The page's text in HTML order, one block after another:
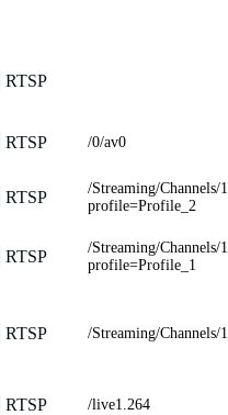
RTSP
RTSP /0/av0
RTSP
/Streaming/Channels/
profile=Profile_2
RTSP
/Streaming/Channels/
profile=Profile_1
RTSP /Streaming/Channels/
RTSP /live1.264